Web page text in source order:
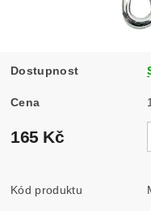
Dostupnost
Cena
165 Kč
Kód produktu